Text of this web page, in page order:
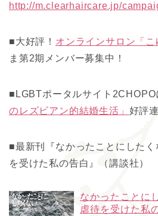
http://m.clearhaircare.jp/
■大好評！ オンラインサロン「こ
ま第2期メンバー募集中！
■LGBTポータルサイト2CHOPO
のレズビアン的結婚生活」 好評
■最新刊『なかったことにした
を受けた私の告白』（講談社）
なかったことに
虐待を受けた私